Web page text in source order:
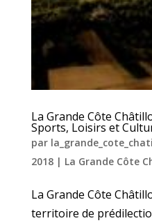
La Grande Côte
Sports, Loisirs et
par
2018| La Grande Côte
La Grande Côte
territoire de